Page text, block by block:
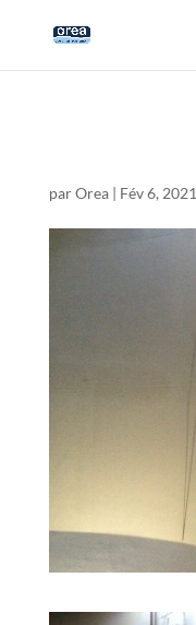
parOrea| Fév 6, 2021